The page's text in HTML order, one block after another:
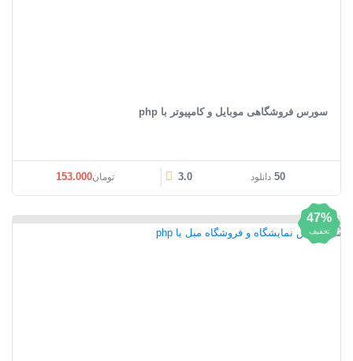
سورس فروشگاهی موبایل و کامپیوتر با php
50 دانلود 3.0 قیمت اصلی: تومان153.000 بود.
تومان153.000
47%
تخفیف